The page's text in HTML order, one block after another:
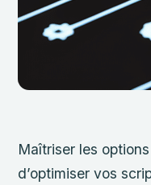
Maîtriser les
d’optimiser vos